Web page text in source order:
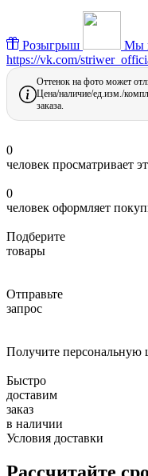
Розыгрыш Мы
https://vk.com/
Оттенок на фото может
Цена/наличие/ед.изм./
заказа.
0
человек просматривает
0
человек оформляет
Подберите
товары
Отправьте
запрос
Получите персональную
Быстро
доставим
заказ
в наличии
Условия доставки